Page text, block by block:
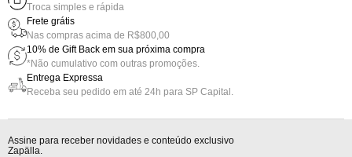
Troca simples e rápida
Frete grátis
Nas compras acima de R$800,00
10% de Gift Back em sua próxima compra
*Não cumulativo com outras promoções.
Entrega Expressa
Receba seu pedido em até 24h para SP Capital.
Assine para receber novidades e conteúdo exclusivo
Zapälla.